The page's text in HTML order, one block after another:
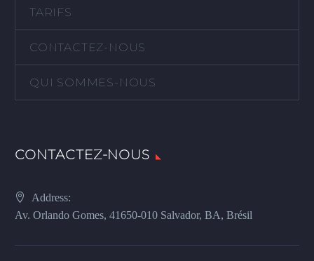
TARIFS
CONTACTEZ-NOUS
QUI SOMMES-NOUS
CONTACTEZ-NOUS
Address:
Av. Orlando Gomes, 41650-010 Salvador, BA, Brésil